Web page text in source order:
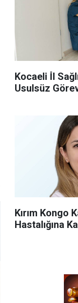
Kocaeli İ̇l
Usulsüz
Kırım Kongo
Hastalığına